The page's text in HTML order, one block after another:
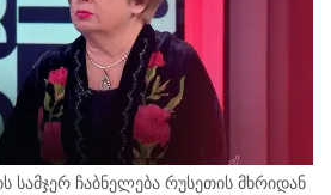
სამჯერ ჩაბნელება რუსეთის მხრიდან